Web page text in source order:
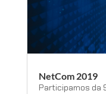
NetCom 2019
Participamos da